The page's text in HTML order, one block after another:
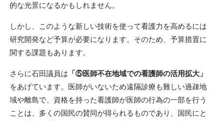
的な光景になるかもしれません。
しかし、このような新しい技術を使って看護力を高めるには
研究開発など予算が必要になります。そのため、予算措置に
関する課題もあります。
さらに石田議員は 「⑤医師不在地域での看護師の活用拡大」
をあげています。医師がいないため遠隔診療も難しい過疎地
域や離島で、資格を持った看護師が医師の行為の一部を行う
ことは、多くの国民の賛同が得られるものであり、国民にと